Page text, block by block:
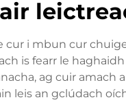
cur i mbun cur
is fearr le
ag cuir amach
leis an gclúdach